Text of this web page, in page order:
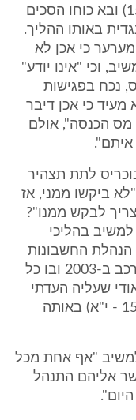
שמסר בערעור הנוסף (ע"ש 1562/04) ובא כוחו הסכים
באותו ההליך.
כי אכן לא
וכי "אינו יודע"
נכח בפגישות
מעיד כי אכן דיבר
הכנסה", אולם
איתם".
לתת תצהיר
ביקשו ממני, אז
לבקש ממנו"?
בהליכי
החשבונות
שלו, והסיבה לכך היא "כי נגנב לי הרכב ב-2003 ובו כל
שעליה העדתי
בפני כב' השופט ואגו (בע"ש 1562/04 - י"א) באותה
"אף אחת מכל
אליהם התנהל